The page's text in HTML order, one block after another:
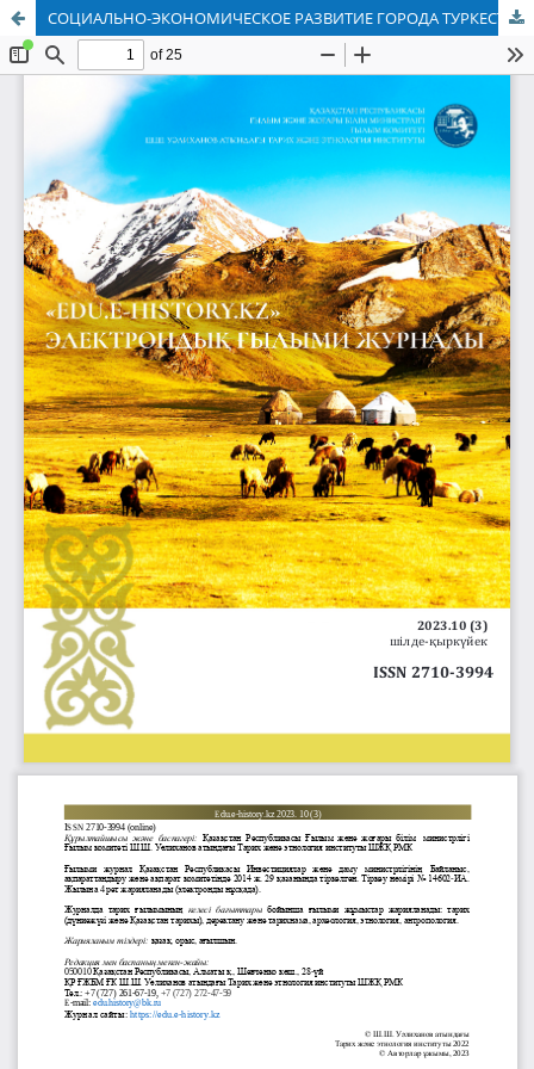
СОЦИАЛЬНО-ЭКОНОМИЧЕСКОЕ РАЗВИТИЕ ГОРОДА ТУРКЕСТАНА ВО ВТОРОЙ ПОЛОВИНЕ ХІХ ‒ НАЧАЛЕ ХХ ВВ.